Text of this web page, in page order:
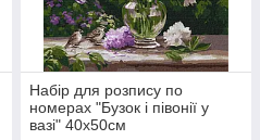
Набір для розпису по
номерах "Бузок і півонії у
вазі" 40х50см